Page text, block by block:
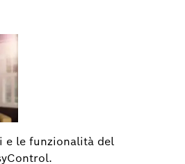
e le funzionalità del